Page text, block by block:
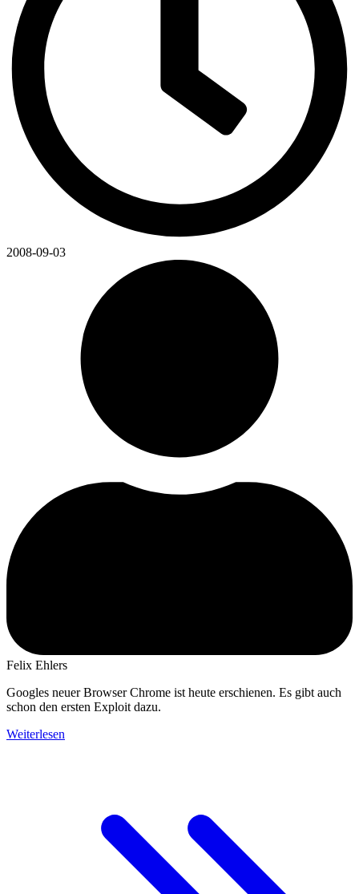
2008-09-03
Felix Ehlers
Googles neuer Browser Chrome ist heute erschienen. Es gibt auch
schon den ersten Exploit dazu.
Weiterlesen